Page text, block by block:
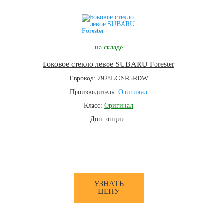
на складе
Боковое стекло левое SUBARU Forester
Еврокод: 7928LGNR5RDW
Производитель: Оригинал
Класс: Оригинал
Доп. опции:
—
УЗНАТЬ
ЦЕНУ